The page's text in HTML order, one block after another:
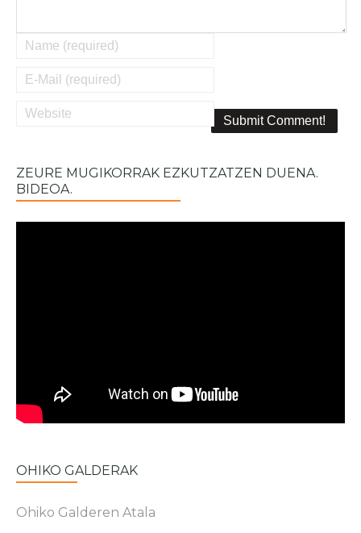
ZEURE MUGIKORRAK EZKUTZATZEN DUENA.
BIDEOA.
OHIKO GALDERAK
Ohiko Galderen Atala